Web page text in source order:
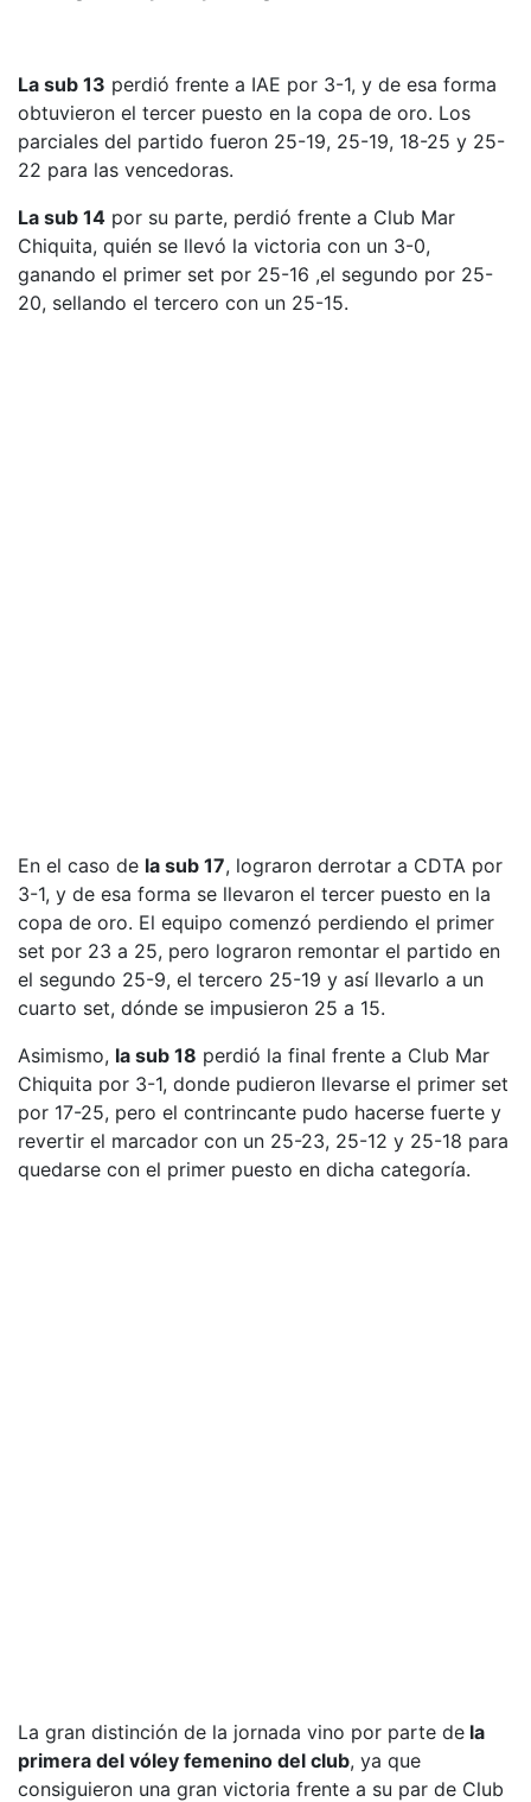
La sub 13 perdió frente a IAE por 3-1, y de esa forma
obtuvieron el tercer puesto en la copa de oro. Los
parciales del partido fueron 25-19, 25-19, 18-25 y 25-
22 para las vencedoras.
La sub 14 por su parte, perdió frente a Club Mar
Chiquita, quién se llevó la victoria con un 3-0,
ganando el primer set por 25-16 ,el segundo por 25-
20, sellando el tercero con un 25-15.
En el caso de la sub 17, lograron derrotar a CDTA por
3-1, y de esa forma se llevaron el tercer puesto en la
copa de oro. El equipo comenzó perdiendo el primer
set por 23 a 25, pero lograron remontar el partido en
el segundo 25-9, el tercero 25-19 y así llevarlo a un
cuarto set, dónde se impusieron 25 a 15.
Asimismo, la sub 18 perdió la final frente a Club Mar
Chiquita por 3-1, donde pudieron llevarse el primer set
por 17-25, pero el contrincante pudo hacerse fuerte y
revertir el marcador con un 25-23, 25-12 y 25-18 para
quedarse con el primer puesto en dicha categoría.
La gran distinción de la jornada vino por parte de la
primera del vóley femenino del club, ya que
consiguieron una gran victoria frente a su par de Club